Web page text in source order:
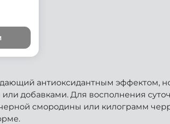
антиоксидантным эффектом,
добавками. Для восполнения
смородины или килограмм